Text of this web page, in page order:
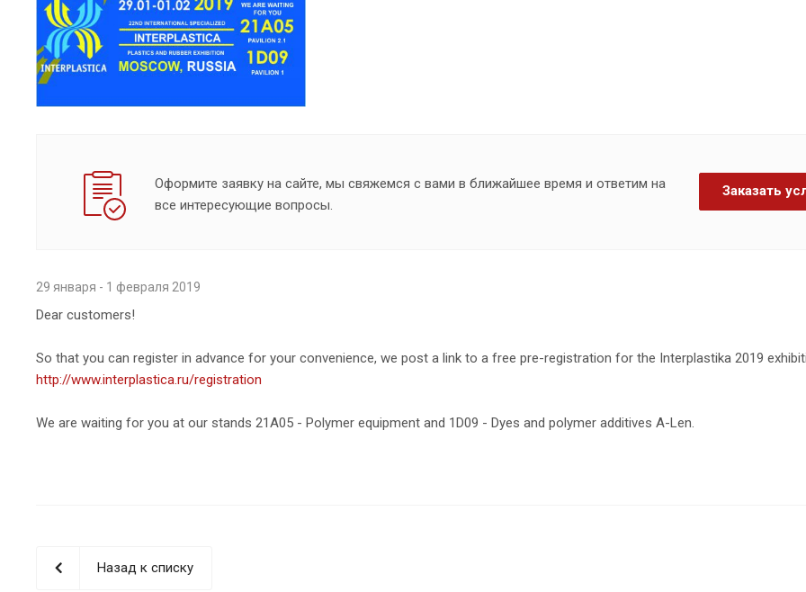
Оформите заявку на сайте, мы свяжемся с вами в ближайшее время и ответим на
все интересующие вопросы.
Заказать
29 января - 1 февраля 2019
Dear customers!
So that you can register in advance for your convenience, we post a link to a free pre-registration for the Interplastika 2019
http://www.interplastica.ru/registration
We are waiting for you at our stands 21A05 - Polymer equipment and 1D09 - Dyes and polymer additives A-Len.
Назад к списку